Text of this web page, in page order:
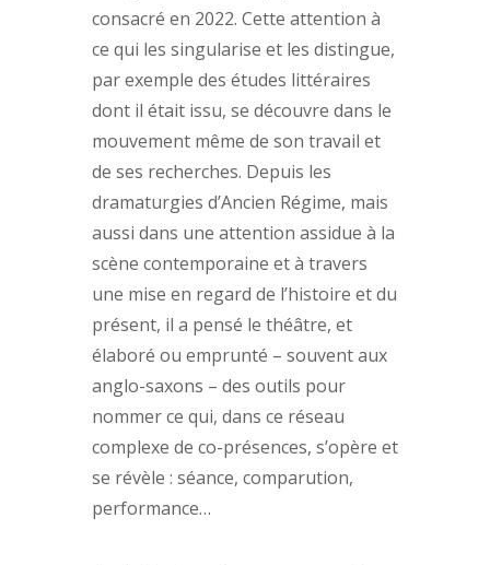
consacré en 2022. Cette attention à
ce qui les singularise et les distingue,
par exemple des études littéraires
dont il était issu, se découvre dans le
mouvement même de son travail et
de ses recherches. Depuis les
dramaturgies d’Ancien Régime, mais
aussi dans une attention assidue à la
scène contemporaine et à travers
une mise en regard de l’histoire et du
présent, il a pensé le théâtre, et
élaboré ou emprunté – souvent aux
anglo-saxons – des outils pour
nommer ce qui, dans ce réseau
complexe de co-présences, s’opère et
se révèle : séance, comparution,
performance…